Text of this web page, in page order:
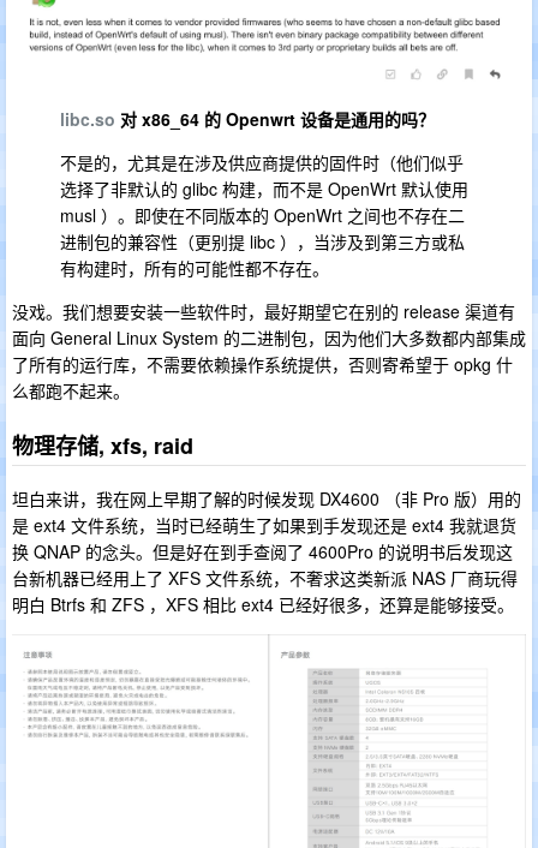
libc.so 对 x86_64 的 Openwrt 设备是通用的吗？
不是的，尤其是在涉及供应商提供的固件时（他们似乎
选择了非默认的 glibc 构建，而不是 OpenWrt 默认使用
musl ）。即使在不同版本的 OpenWrt 之间也不存在二
进制包的兼容性（更别提 libc ），当涉及到第三方或私
有构建时，所有的可能性都不存在。
没戏。我们想要安装一些软件时，最好期望它在别的 release 渠道有
面向 General Linux System 的二进制包，因为他们大多数都内部集成
了所有的运行库，不需要依赖操作系统提供，否则寄希望于 opkg 什
么都跑不起来。
物理存储, xfs, raid
坦白来讲，我在网上早期了解的时候发现 DX4600 （非 Pro 版）用的
是 ext4 文件系统，当时已经萌生了如果到手发现还是 ext4 我就退货
换 QNAP 的念头。但是好在到手查阅了 4600Pro 的说明书后发现这
台新机器已经用上了 XFS 文件系统，不奢求这类新派 NAS 厂商玩得
明白 Btrfs 和 ZFS ，XFS 相比 ext4 已经好很多，还算是能够接受。